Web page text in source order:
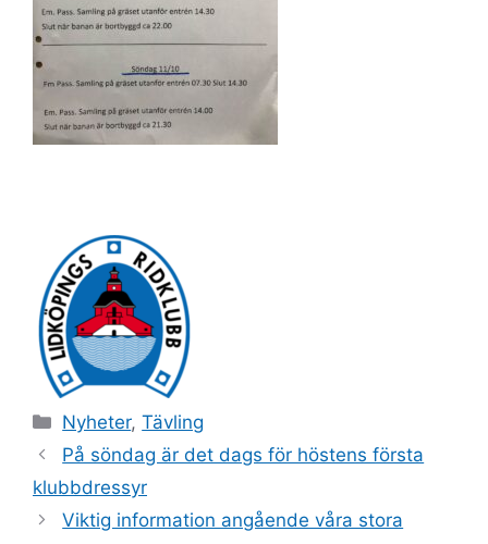
Kategorier
Nyheter,Tävling
På söndag är det dags för höstens första
klubbdressyr
Viktig information angående våra stora